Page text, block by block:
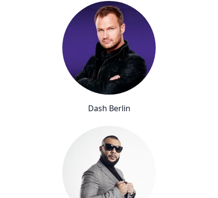
Dash Berlin